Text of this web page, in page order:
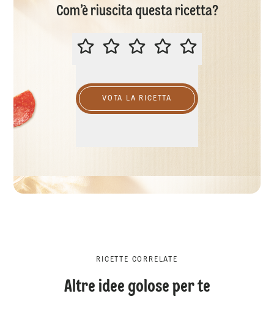
Com’è riuscita questa ricetta?
VALUTA QUESTA RICETTA
VOTA LA RICETTA
RICETTE CORRELATE
Altre idee golose per te